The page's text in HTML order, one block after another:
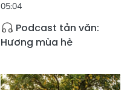
05:04
Podcast tản văn:
Hương mùa hè